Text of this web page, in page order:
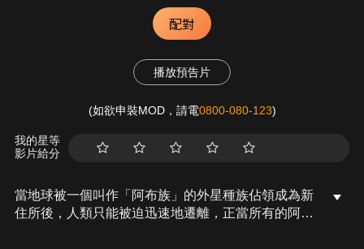
配對
播放預告片
(如欲申裝MOD，請電0800-080-123)
我的星等
影片給分
當地球被一個叫作「阿布族」的外星種族佔領成為新
住所後，人類只能被迫迅速地遷離，正當所有的阿布